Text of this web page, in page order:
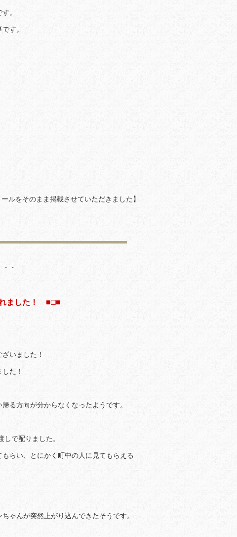
。
す。
ールをそのまま掲載させていただきました】
・
ました！ ■□■
いました！
た！
る方向が分からなくなったようです。
で配りました。
らい、とにかく町中の人に見てもらえる
ゃんが突然上がり込んできたそうです。